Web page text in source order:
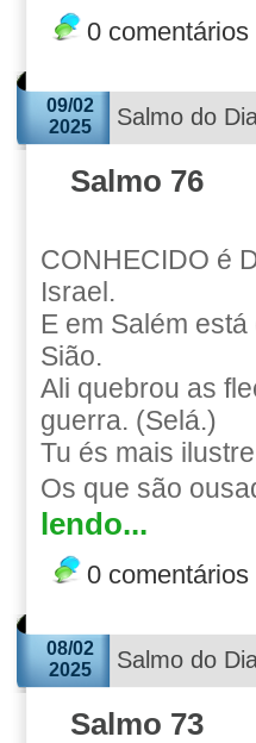
0 comentários
09/02
2025
Salmo do
Salmo 76
CONHECIDO é
Israel.
E em Salém
Sião.
Ali quebrou as
guerra. (Selá.)
Tu és mais
Os que são
lendo...
0 comentários
08/02
2025
Salmo do
Salmo 73